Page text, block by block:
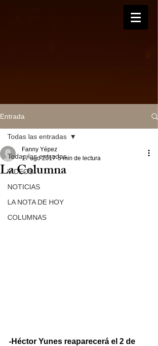
Entrada
Todas las entradas
VIDEOS
NOTICIAS
LA NOTA DE HOY
COLUMNAS
Todas las entradas
La Columna
Fanny Yépez
17 ago 2017 5 min de lectura
-Héctor Yunes reaparecerá el 2 de